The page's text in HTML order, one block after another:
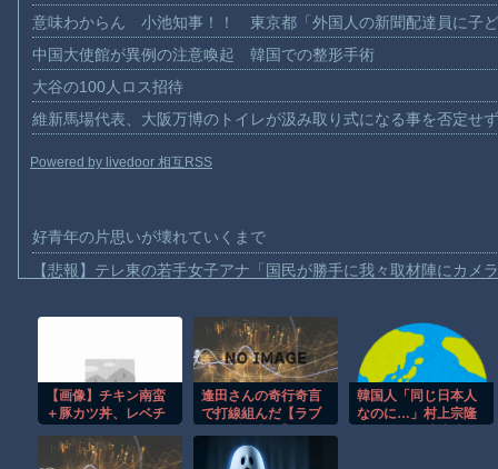
意味わからん 小池知事！！ 東京都「外国人の新聞配達員に子
中国大使館が異例の注意喚起 韓国での整形手術
大谷の100人ロス招待
維新馬場代表、大阪万博のトイレが汲み取り式になる事を否定せ
Powered by livedoor 相互RSS
好青年の片思いが壊れていくまで
【悲報】テレ東の若手女子アナ「国民が勝手に我々取材陣にカ
【珍事】サッカーの試合が原因で交通事故が起きてしまう。
【動画】急病人？横須賀の国道16号でおかしな事故が撮影される
Amazon「マンガ毎週末セール（50%還元）」アツいスポーツマ
【群馬】デカいNinja乗りさん、後方確認しない軽四に当てられて
【動画】ビッグフットの正体が判明
【画像】チキン南蛮
＋豚カツ丼、レベチ
ｗｗｗｗｗｗｗｗｗ
逢田さんの奇行奇言
で打線組んだ【ラブ
韓国人「同じ日本人
なのに…」村上宗隆